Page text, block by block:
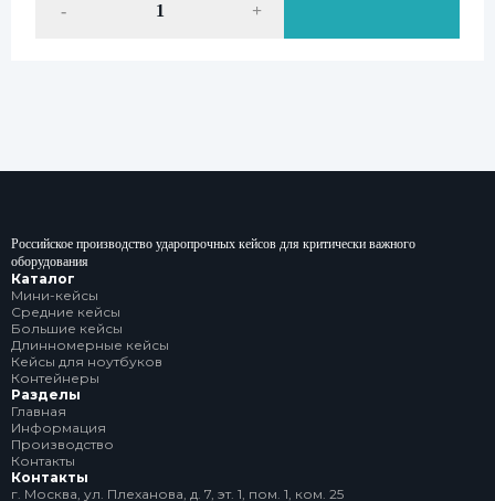
- +
Российское производство ударопрочных кейсов для критически важного
оборудования
Каталог
Мини-кейсы
Средние кейсы
Большие кейсы
Длинномерные кейсы
Кейсы для ноутбуков
Контейнеры
Разделы
Главная
Информация
Производство
Контакты
Контакты
г. Москва, ул. Плеханова, д. 7, эт. 1, пом. 1, ком. 25